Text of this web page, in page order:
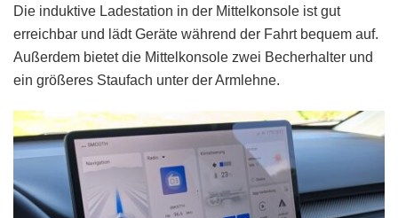
Die induktive Ladestation in der Mittelkonsole ist gut
erreichbar und lädt Geräte während der Fahrt bequem auf.
Außerdem bietet die Mittelkonsole zwei Becherhalter und
ein größeres Staufach unter der Armlehne.